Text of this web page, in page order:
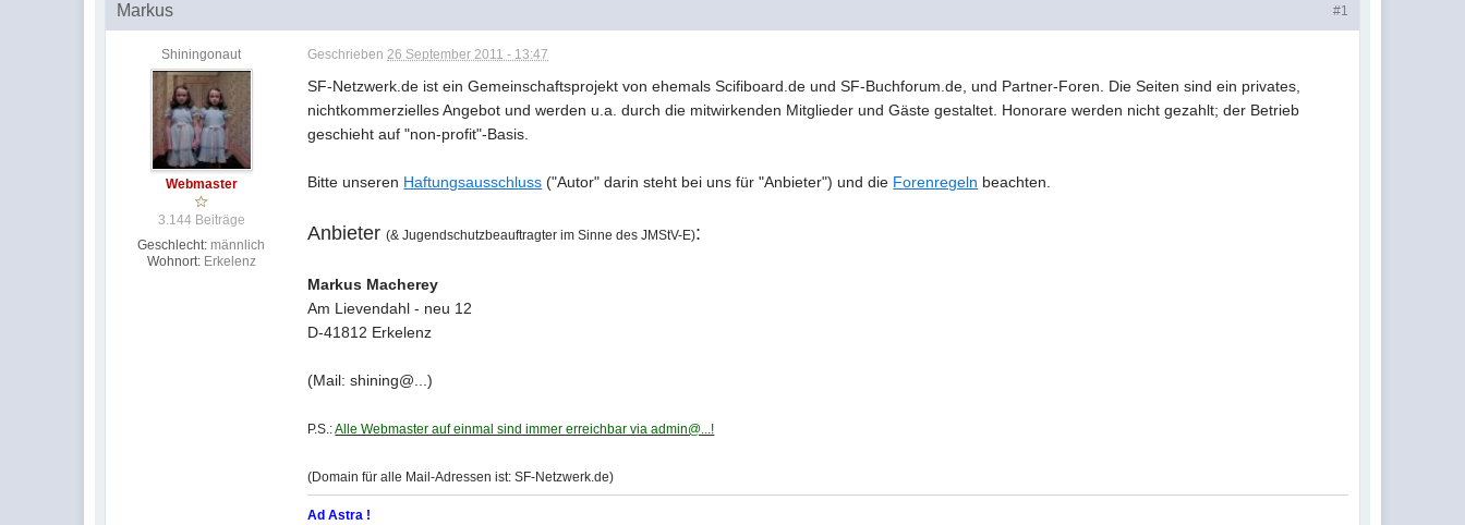
#1
Markus
Shiningonaut
Webmaster
3.144 Beiträge
Geschlecht: männlich
Wohnort: Erkelenz
Geschrieben26 September 2011 - 13:47
SF-Netzwerk.de ist ein Gemeinschaftsprojekt von ehemals Scifiboard.de und SF-Buchforum.de, und Partner-Foren. Die Seiten sind ein privates,
nichtkommerzielles Angebot und werden u.a. durch die mitwirkenden Mitglieder und Gäste gestaltet. Honorare werden nicht gezahlt; der Betrieb
geschieht auf "non-profit"-Basis.
Bitte unseren Haftungsausschluss ("Autor" darin steht bei uns für "Anbieter") und die Forenregeln beachten.
Anbieter(& Jugendschutzbeauftragter im Sinne des JMStV-E):
Markus Macherey
Am Lievendahl - neu 12
D-41812 Erkelenz
(Mail: shining@...)
P.S.:Alle Webmaster auf einmal sind immer erreichbar via admin@...!
(Domain für alle Mail-Adressen ist: SF-Netzwerk.de)
Ad Astra !